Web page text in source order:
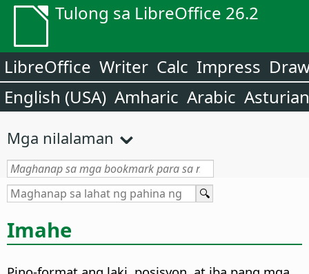
Tulong sa LibreOffice 26.2
LibreOffice Writer Calc Impress
English (USA) Amharic Arabic Asturian
Mga nilalaman
Imahe